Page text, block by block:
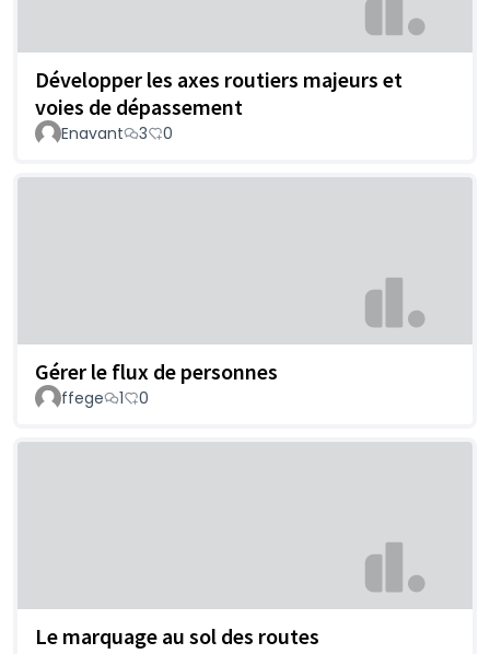
Développer les axes routiers majeurs et
voies de dépassement
Enavant 3 0
Gérer le flux de personnes
ffege 1 0
Le marquage au sol des routes